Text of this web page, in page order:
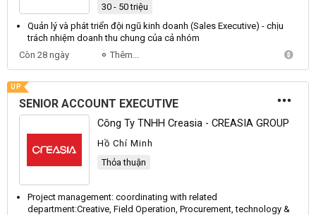
30 - 50 triệu
Quản lý và phát triển đội ngũ kinh doanh (Sales Executive) - chịu
trách nhiệm doanh thu chung của cả nhóm
Còn 28 ngày
Thêm...
UP
SENIOR ACCOUNT EXECUTIVE
Công Ty TNHH Creasia - CREASIA GROUP
Hồ Chí Minh
Thỏa thuận
Project management: coordinating with related
department:Creative, Field Operation, Procurement, technology &